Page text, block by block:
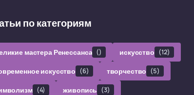
по категориям
мастера Ренессанса () искусство (12)
искусство (6) творчество (5)
(4) живопись (3)